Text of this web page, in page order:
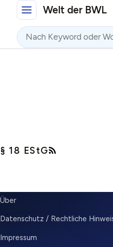
Direkt zum InhaltWelt der BWL
Suche
§ 18 EStG
SUBMENU
Über
Datenschutz / Rechtliche
Impressum